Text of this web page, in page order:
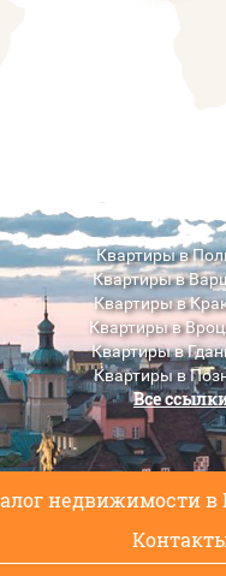
Квартиры в
Квартиры в
Квартиры в
Квартиры в
Квартиры в
Квартиры в
Квартиры в
Все
недвижимости в